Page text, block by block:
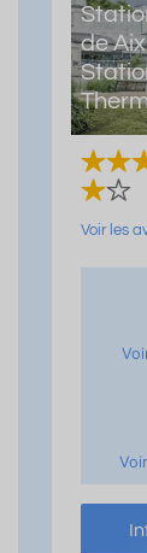
de
Voir les